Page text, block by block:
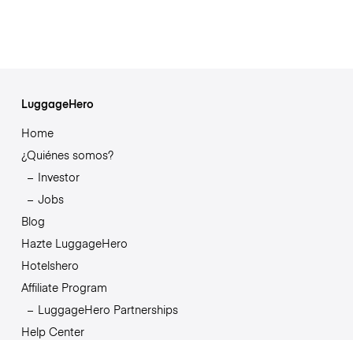
LuggageHero
Home
¿Quiénes somos?
Investor
Jobs
Blog
Hazte LuggageHero
Hotelshero
Affiliate Program
LuggageHero Partnerships
Help Center